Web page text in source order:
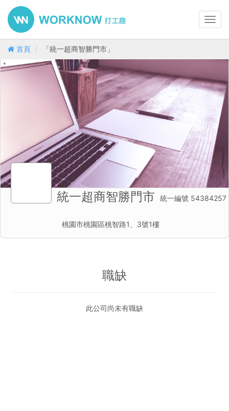
首頁 「統一超商智勝門市」
統一超商智勝門市 統一編號 54384257
桃園市桃園區桃智路1、3號1樓
職缺
此公司尚未有職缺